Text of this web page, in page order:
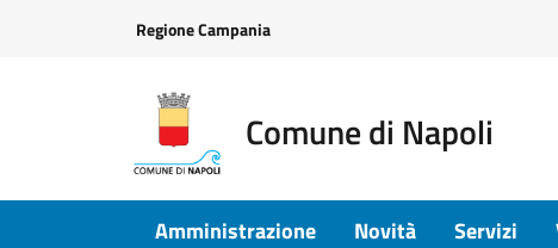
Regione Campania
Comune di Napoli
Amministrazione Novità Servizi